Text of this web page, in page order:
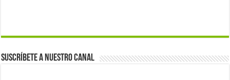
Suscríbete a nuestro canal